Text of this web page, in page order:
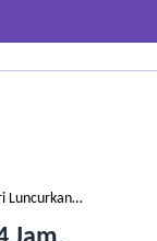
Luncurkan…